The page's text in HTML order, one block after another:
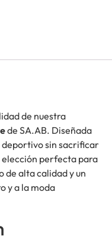
de nuestra
de SA.AB. Diseñada
deportivo sin sacrificar
elección perfecta para
de alta calidad y un
y a la moda